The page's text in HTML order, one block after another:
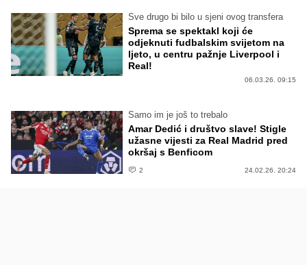
Sve drugo bi bilo u sjeni ovog transfera
Sprema se spektakl koji će
odjeknuti fudbalskim svijetom na
ljeto, u centru pažnje Liverpool i
Real!
06.03.26. 09:15
Samo im je još to trebalo
Amar Dedić i društvo slave! Stigle
užasne vijesti za Real Madrid pred
okršaj s Benficom
2 24.02.26. 20:24